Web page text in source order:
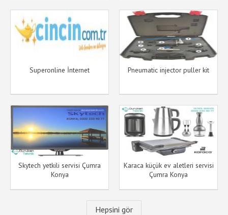
Superonline İnternet Pneumatic injector puller kit
Skytech yetkili servisi Çumra
Konya
Karaca küçük ev aletleri servisi
Çumra Konya
Hepsini gör